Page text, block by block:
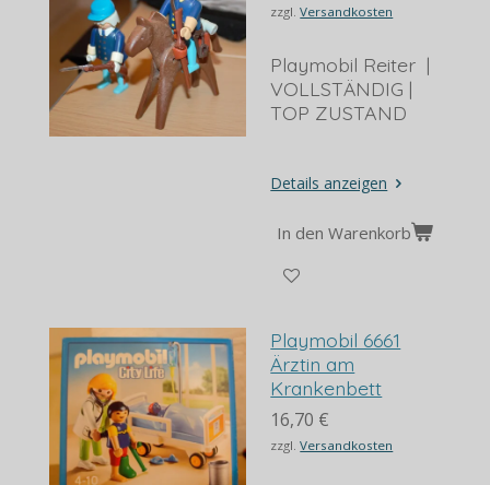
zzgl.Versandkosten
Playmobil Reiter |
VOLLSTÄNDIG |
TOP ZUSTAND
Details anzeigen
In den Warenkorb
Playmobil 6661
Ärztin am
Krankenbett
16,70 €
zzgl.Versandkosten